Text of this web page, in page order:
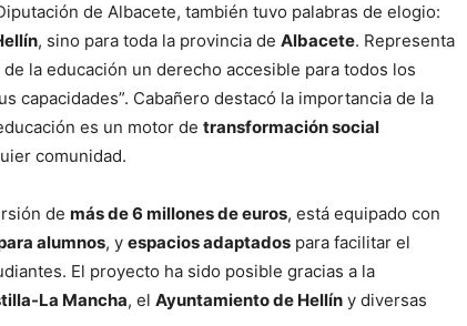
de Albacete, también tuvo palabras de elogio:
, sino para toda la provincia de Albacete. Representa
la educación un derecho accesible para todos los
capacidades”. Cabañero destacó la importancia de la
es un motor de transformación social
comunidad.
de más de 6 millones de euros, está equipado con
alumnos, y espacios adaptados para facilitar el
El proyecto ha sido posible gracias a la
La Mancha, el Ayuntamiento de Hellín y diversas